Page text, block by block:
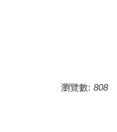
瀏覽數: 808